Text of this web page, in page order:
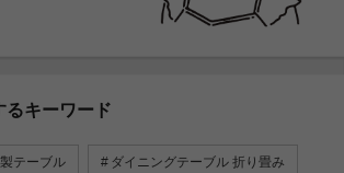
るキーワード
テーブル ダイニングテーブル 折り畳み